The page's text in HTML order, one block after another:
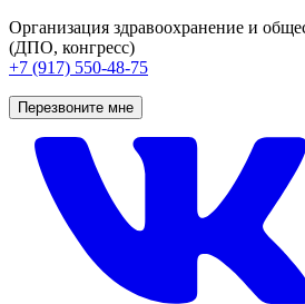
Организация здравоохранение и
(ДПО, конгресс)
+7 (917) 550-48-75
Перезвоните мне